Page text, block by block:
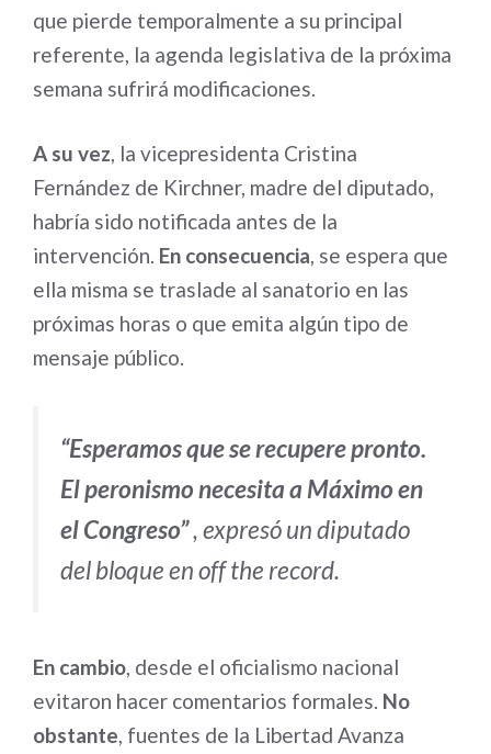
que pierde temporalmente a su principal
referente, la agenda legislativa de la próxima
semana sufrirá modificaciones.
A su vez, la vicepresidenta Cristina
Fernández de Kirchner, madre del diputado,
habría sido notificada antes de la
intervención. En consecuencia, se espera que
ella misma se traslade al sanatorio en las
próximas horas o que emita algún tipo de
mensaje público.
“Esperamos que se recupere pronto.
El peronismo necesita a Máximo en
el Congreso”, expresó un diputado
del bloque en off the record.
En cambio, desde el oficialismo nacional
evitaron hacer comentarios formales. No
obstante, fuentes de la Libertad Avanza